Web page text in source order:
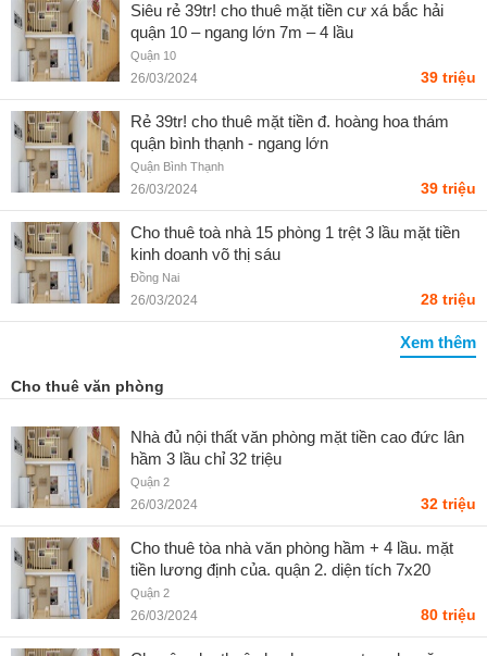
Siêu rẻ 39tr! cho thuê mặt tiền cư xá bắc hải
quận 10 – ngang lớn 7m – 4 lầu
Quận 10
26/03/2024 39 triệu
Rẻ 39tr! cho thuê mặt tiền đ. hoàng hoa thám
quận bình thạnh - ngang lớn
Quận Bình Thạnh
26/03/2024 39 triệu
Cho thuê toà nhà 15 phòng 1 trệt 3 lầu mặt tiền
kinh doanh võ thị sáu
Đồng Nai
26/03/2024 28 triệu
Xem thêm
Cho thuê văn phòng
Nhà đủ nội thất văn phòng mặt tiền cao đức lân
hầm 3 lầu chỉ 32 triệu
Quận 2
26/03/2024 32 triệu
Cho thuê tòa nhà văn phòng hầm + 4 lầu. mặt
tiền lương định của. quận 2. diện tích 7x20
Quận 2
26/03/2024 80 triệu